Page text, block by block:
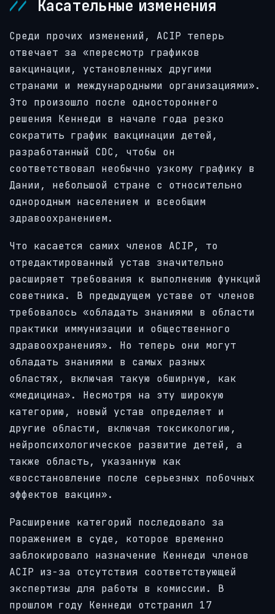
Касательные изменения
Среди прочих изменений, ACIP теперь
отвечает за «пересмотр графиков
вакцинации, установленных другими
странами и международными организациями».
Это произошло после одностороннего
решения Кеннеди в начале года резко
сократить график вакцинации детей,
разработанный CDC, чтобы он
соответствовал необычно узкому графику в
Дании, небольшой стране с относительно
однородным населением и всеобщим
здравоохранением.
Что касается самих членов ACIP, то
отредактированный устав значительно
расширяет требования к выполнению функций
советника. В предыдущем уставе от членов
требовалось «обладать знаниями в области
практики иммунизации и общественного
здравоохранения». Но теперь они могут
обладать знаниями в самых разных
областях, включая такую обширную, как
«медицина». Несмотря на эту широкую
категорию, новый устав определяет и
другие области, включая токсикологию,
нейропсихологическое развитие детей, а
также область, указанную как
«восстановление после серьезных побочных
эффектов вакцин».
Расширение категорий последовало за
поражением в суде, которое временно
заблокировало назначение Кеннеди членов
ACIP из-за отсутствия соответствующей
экспертизы для работы в комиссии. В
прошлом году Кеннеди отстранил 17